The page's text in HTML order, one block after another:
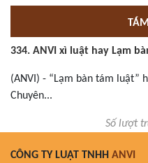
334. ANVI xì luật hay Lạm
(ANVI) - “Lạm bàn tám luật”
Chuyên...
Số lượt
CÔNG TY LUẬT TNHH ANVI